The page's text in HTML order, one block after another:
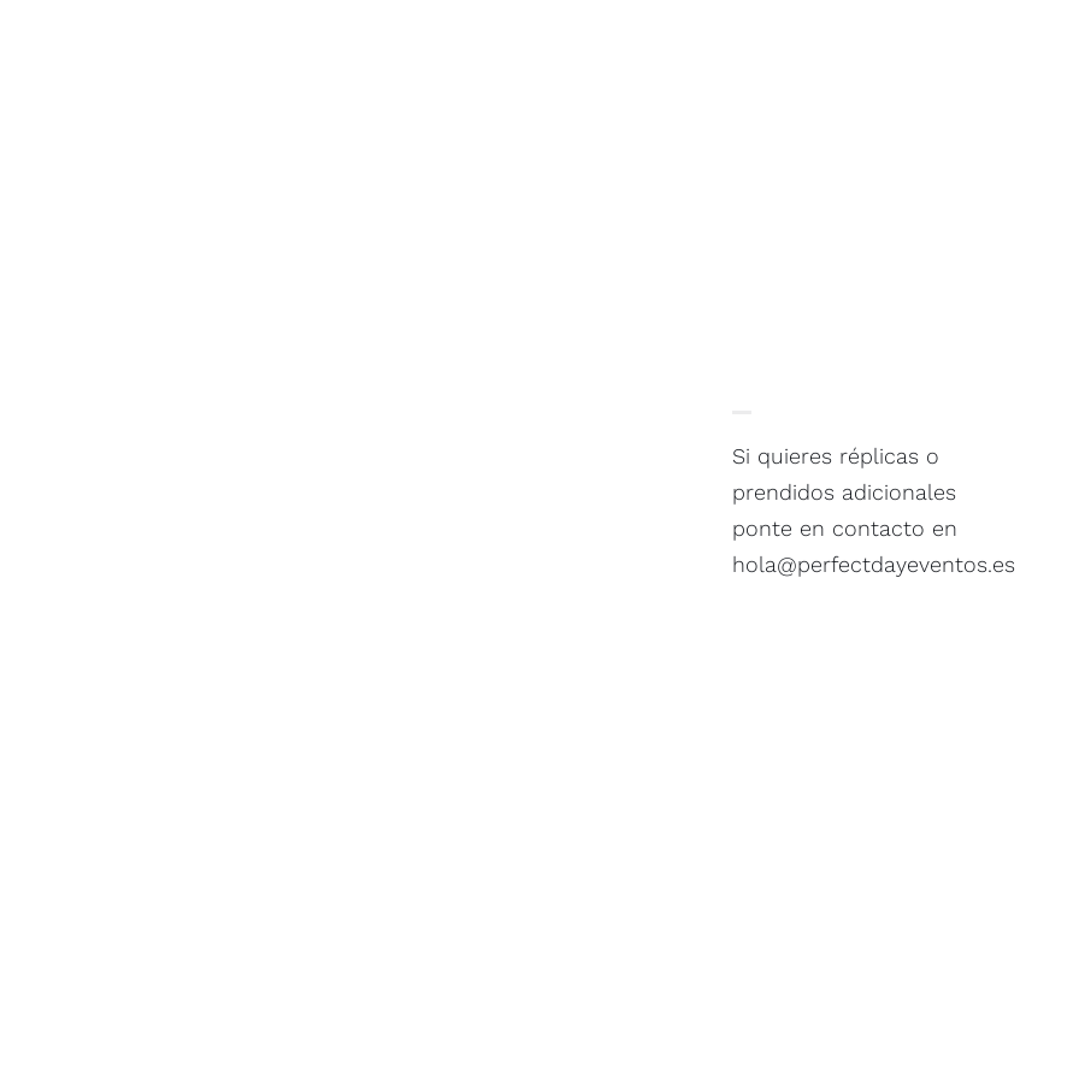
Si quieres réplicas o
prendidos adicionales
ponte en contacto en
hola@perfectdayeventos.es